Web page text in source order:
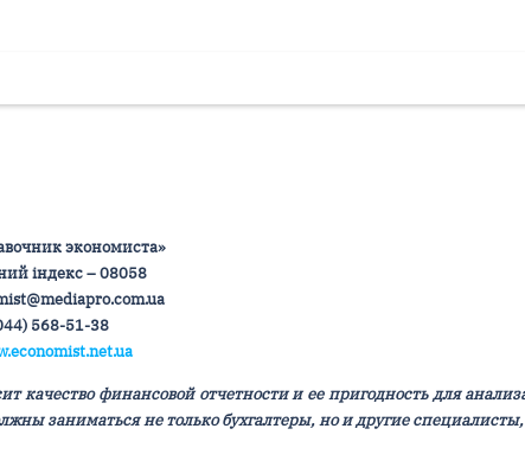
экономиста»
індекс – 08058
568-51-38
качество финансовой отчетности и ее пригодность для
заниматься не только бухгалтеры, но и другие